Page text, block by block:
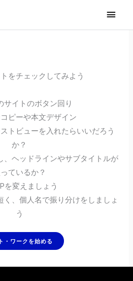
メ
イ
ー
をチェックしてみよう
イトのボタン回り
ピーや本文デザイン
トビューを入れたらいいだろう
か？
ヘッドラインやサブタイトルが
っているか？
変えましょう
、個人名で振り分けをしましょ
う